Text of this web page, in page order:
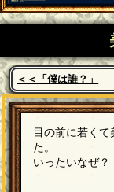
＜＜「僕は誰？」
目の前に若く
た。
いったいなぜ？